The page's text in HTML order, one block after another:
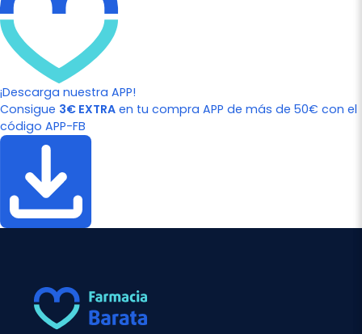
¡Descarga nuestra APP!
Consigue 3€ EXTRA en tu compra APP de más de 50€ con el
código APP-FB